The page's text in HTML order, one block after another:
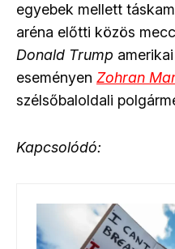
egyebek mellett
aréna előtti közös
Donald Trump
eseményen Zohran
szélsőbaloldali
Kapcsolódó: